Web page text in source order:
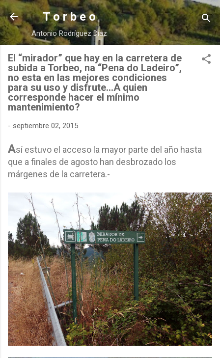
Ir al contenido principal
T o r b e o
Antonio Rodríguez Díaz
El “mirador” que hay en la carretera de
subida a Torbeo, na “Pena do Ladeiro”,
no esta en las mejores condiciones
para su uso y disfrute…A quien
corresponde hacer el mínimo
mantenimiento?
- septiembre 02, 2015
Así estuvo el acceso la mayor parte del año hasta
que a finales de agosto han desbrozado los
márgenes de la carretera.-